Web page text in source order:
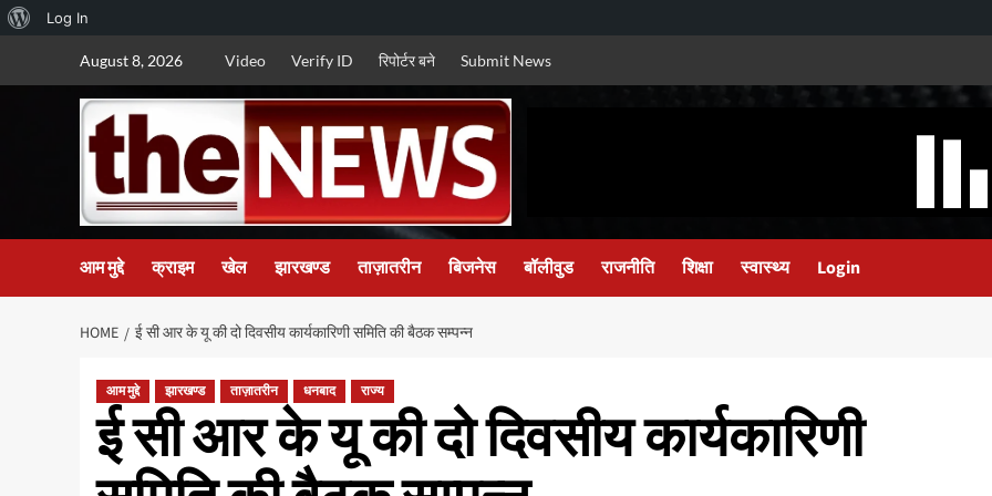
About
WordPress
Log In
August 8, 2026 Video Verify ID रिपोर्टर बने Submit News
आम मुद्दे क्राइम खेल झारखण्ड ताज़ातरीन बिजनेस बॉलीवुड राजनीति शिक्षा स्वास्थ्य Login
HOME ई सी आर के यू की दो दिवसीय कार्यकारिणी समिति की बैठक सम्पन्न
आम मुद्दे झारखण्ड ताज़ातरीन धनबाद राज्य
ई सी आर के यू की दो दिवसीय कार्यकारिणी